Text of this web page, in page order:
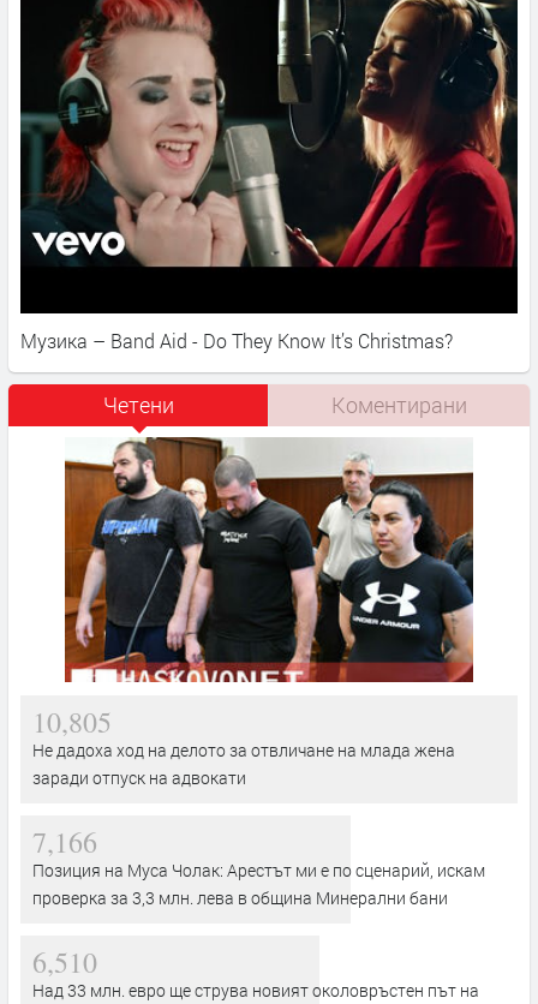
Музика – Band Aid - Do They Know It’s Christmas?
Четени Коментирани
10,805
Не дадоха ход на делото за отвличане на млада жена
заради отпуск на адвокати
7,166
Позиция на Муса Чолак: Арестът ми е по сценарий, искам
проверка за 3,3 млн. лева в община Минерални бани
6,510
Над 33 млн. евро ще струва новият околовръстен път на